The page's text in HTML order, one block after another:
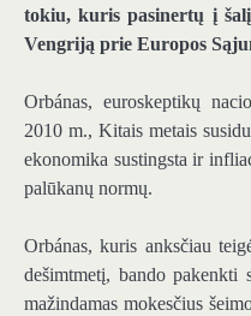
tokiu, kuris pasinertų į
Vengriją prie Europos
Orbánas, euroskeptikų
2010 m., Kitais metais
ekonomika sustingsta ir
palūkanų normų.
Orbánas, kuris anksčiau
dešimtmetį, bando pakenkti
mažindamas mokesčius